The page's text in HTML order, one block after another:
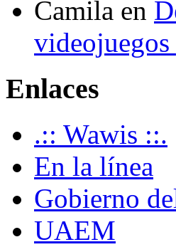
Camila en
Enlaces
.:: Wawis ::.
En la línea
Gobierno
UAEM